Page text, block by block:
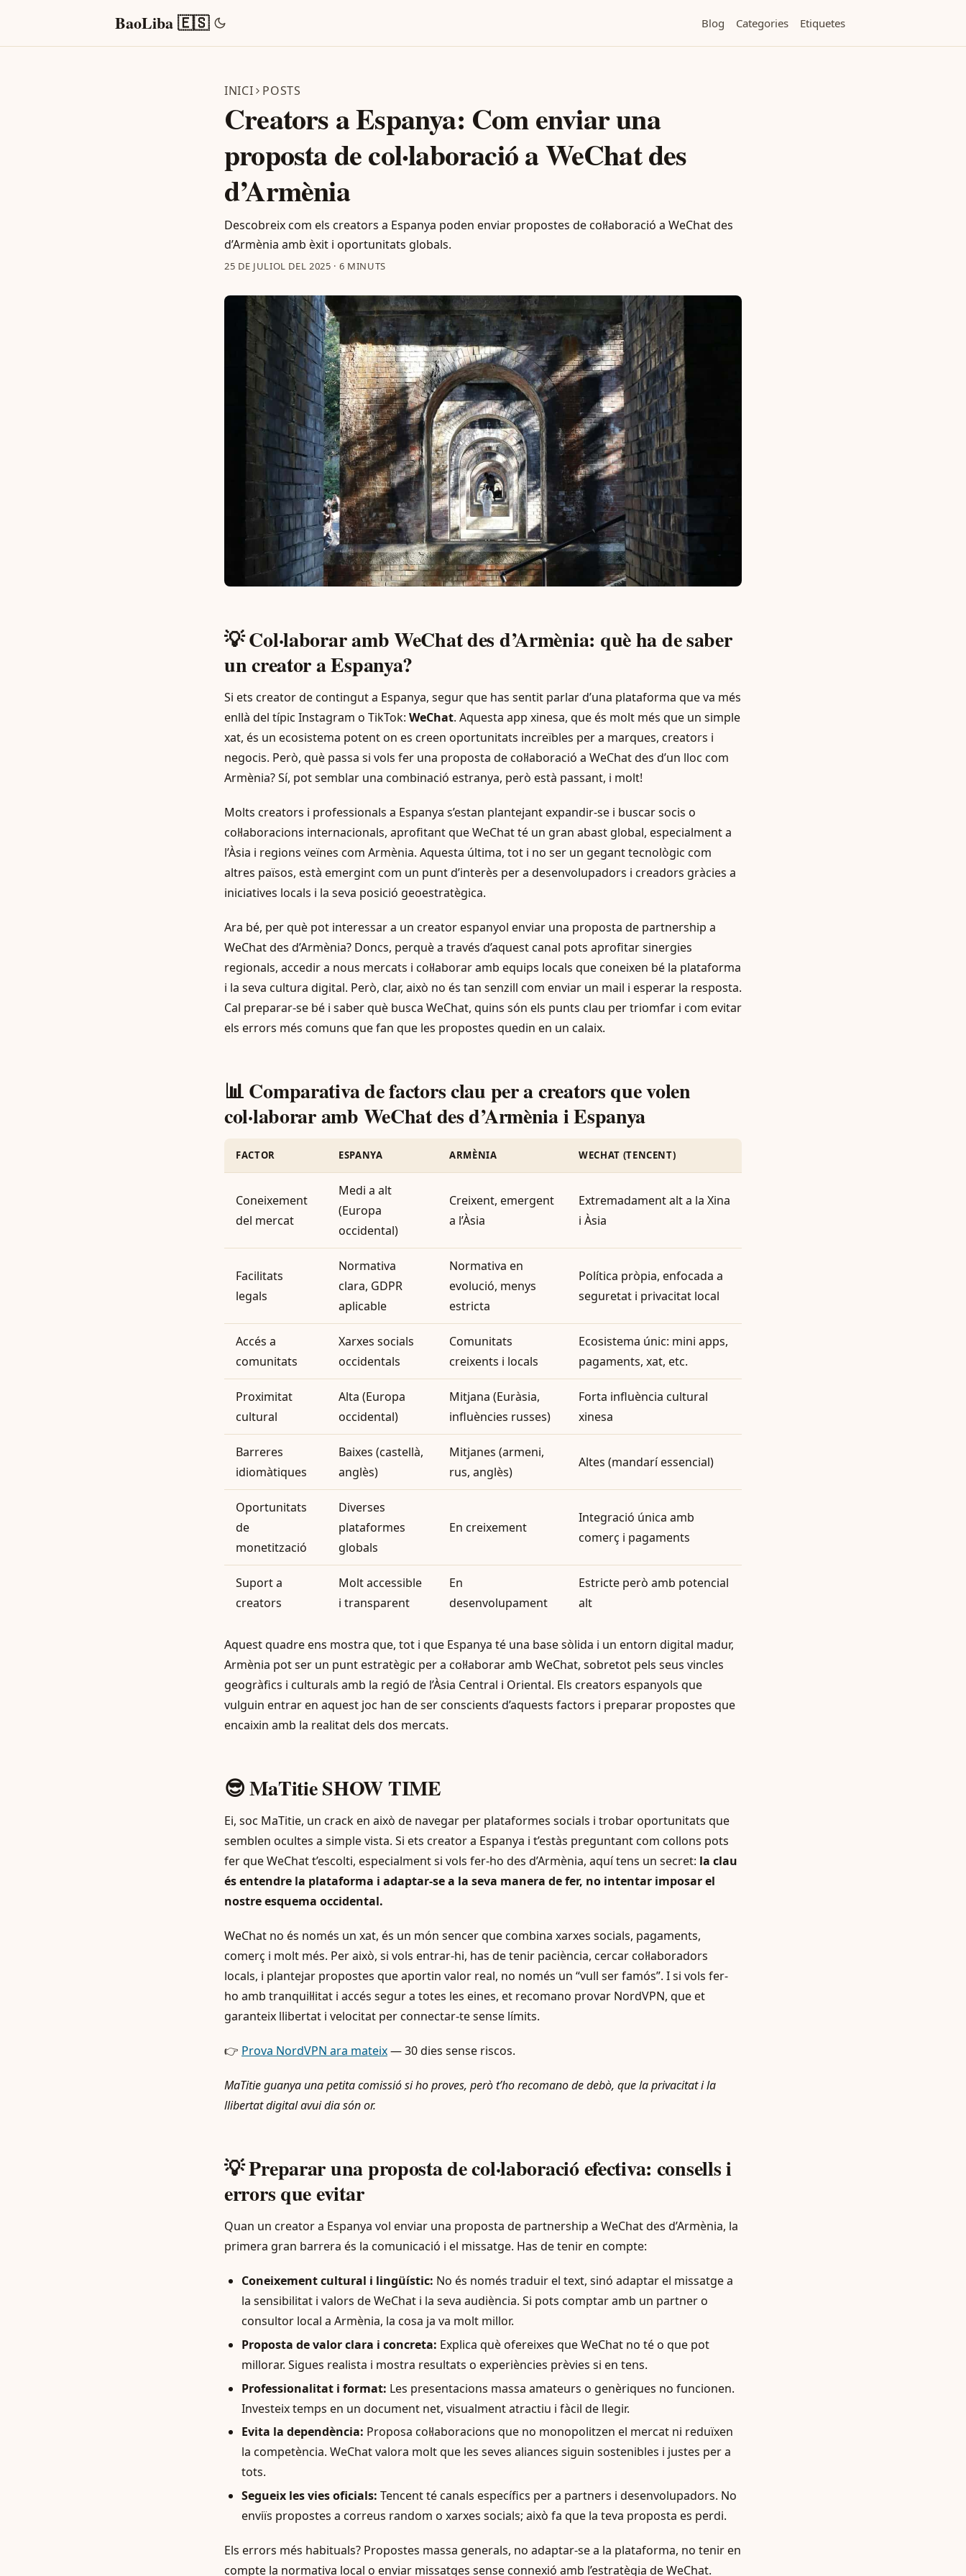
BaoLiba 🇪🇸 Blog Categories Etiquetes
INICI POSTS
Creators a Espanya: Com enviar una
proposta de col·laboració a WeChat des
d’Armènia
Descobreix com els creators a Espanya poden enviar propostes de col·laboració a WeChat des
d’Armènia amb èxit i oportunitats globals.
25 DE JULIOL DEL 2025 · 6 MINUTS
💡 Col·laborar amb WeChat des d’Armènia: què ha de saber
un creator a Espanya?
Si ets creator de contingut a Espanya, segur que has sentit parlar d’una plataforma que va més
enllà del típic Instagram o TikTok: WeChat. Aquesta app xinesa, que és molt més que un simple
xat, és un ecosistema potent on es creen oportunitats increïbles per a marques, creators i
negocis. Però, què passa si vols fer una proposta de col·laboració a WeChat des d’un lloc com
Armènia? Sí, pot semblar una combinació estranya, però està passant, i molt!
Molts creators i professionals a Espanya s’estan plantejant expandir-se i buscar socis o
col·laboracions internacionals, aprofitant que WeChat té un gran abast global, especialment a
l’Àsia i regions veïnes com Armènia. Aquesta última, tot i no ser un gegant tecnològic com
altres països, està emergint com un punt d’interès per a desenvolupadors i creadors gràcies a
iniciatives locals i la seva posició geoestratègica.
Ara bé, per què pot interessar a un creator espanyol enviar una proposta de partnership a
WeChat des d’Armènia? Doncs, perquè a través d’aquest canal pots aprofitar sinergies
regionals, accedir a nous mercats i col·laborar amb equips locals que coneixen bé la plataforma
i la seva cultura digital. Però, clar, això no és tan senzill com enviar un mail i esperar la resposta.
Cal preparar-se bé i saber què busca WeChat, quins són els punts clau per triomfar i com evitar
els errors més comuns que fan que les propostes quedin en un calaix.
📊 Comparativa de factors clau per a creators que volen
col·laborar amb WeChat des d’Armènia i Espanya
FACTOR ESPANYA ARMÈNIA WECHAT (TENCENT)
Coneixement
del mercat
Medi a alt
(Europa
occidental)
Creixent, emergent
a l’Àsia
Extremadament alt a la Xina
i Àsia
Facilitats
legals
Normativa
clara, GDPR
aplicable
Normativa en
evolució, menys
estricta
Política pròpia, enfocada a
seguretat i privacitat local
Accés a
comunitats
Xarxes socials
occidentals
Comunitats
creixents i locals
Ecosistema únic: mini apps,
pagaments, xat, etc.
Proximitat
cultural
Alta (Europa
occidental)
Mitjana (Euràsia,
influències russes)
Forta influència cultural
xinesa
Barreres
idiomàtiques
Baixes (castellà,
anglès)
Mitjanes (armeni,
rus, anglès)
Altes (mandarí essencial)
Oportunitats
de
monetització
Diverses
plataformes
globals
En creixement
Integració única amb
comerç i pagaments
Suport a
creators
Molt accessible
i transparent
En
desenvolupament
Estricte però amb potencial
alt
Aquest quadre ens mostra que, tot i que Espanya té una base sòlida i un entorn digital madur,
Armènia pot ser un punt estratègic per a col·laborar amb WeChat, sobretot pels seus vincles
geogràfics i culturals amb la regió de l’Àsia Central i Oriental. Els creators espanyols que
vulguin entrar en aquest joc han de ser conscients d’aquests factors i preparar propostes que
encaixin amb la realitat dels dos mercats.
😎 MaTitie SHOW TIME
Ei, soc MaTitie, un crack en això de navegar per plataformes socials i trobar oportunitats que
semblen ocultes a simple vista. Si ets creator a Espanya i t’estàs preguntant com collons pots
fer que WeChat t’escolti, especialment si vols fer-ho des d’Armènia, aquí tens un secret: la clau
és entendre la plataforma i adaptar-se a la seva manera de fer, no intentar imposar el
nostre esquema occidental.
WeChat no és només un xat, és un món sencer que combina xarxes socials, pagaments,
comerç i molt més. Per això, si vols entrar-hi, has de tenir paciència, cercar col·laboradors
locals, i plantejar propostes que aportin valor real, no només un “vull ser famós”. I si vols fer-
ho amb tranquil·litat i accés segur a totes les eines, et recomano provar NordVPN, que et
garanteix llibertat i velocitat per connectar-te sense límits.
👉 Prova NordVPN ara mateix— 30 dies sense riscos.
MaTitie guanya una petita comissió si ho proves, però t’ho recomano de debò, que la privacitat i la
llibertat digital avui dia són or.
💡 Preparar una proposta de col·laboració efectiva: consells i
errors que evitar
Quan un creator a Espanya vol enviar una proposta de partnership a WeChat des d’Armènia, la
primera gran barrera és la comunicació i el missatge. Has de tenir en compte:
Coneixement cultural i lingüístic: No és només traduir el text, sinó adaptar el missatge a
la sensibilitat i valors de WeChat i la seva audiència. Si pots comptar amb un partner o
consultor local a Armènia, la cosa ja va molt millor.
Proposta de valor clara i concreta: Explica què ofereixes que WeChat no té o que pot
millorar. Sigues realista i mostra resultats o experiències prèvies si en tens.
Professionalitat i format: Les presentacions massa amateurs o genèriques no funcionen.
Investeix temps en un document net, visualment atractiu i fàcil de llegir.
Evita la dependència: Proposa col·laboracions que no monopolitzen el mercat ni reduïxen
la competència. WeChat valora molt que les seves aliances siguin sostenibles i justes per a
tots.
Segueix les vies oficials: Tencent té canals específics per a partners i desenvolupadors. No
enviïs propostes a correus random o xarxes socials; això fa que la teva proposta es perdi.
Els errors més habituals? Propostes massa generals, no adaptar-se a la plataforma, no tenir en
compte la normativa local o enviar missatges sense connexió amb l’estratègia de WeChat.